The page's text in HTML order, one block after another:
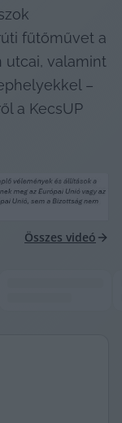
fűtőművet a
utcai, valamint
a KecsUP
Összes videó